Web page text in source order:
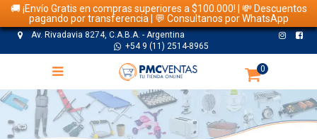
🚚 ¡Envío Gratis en compras superiores a $100.000! | 💸 Descuentos
pagando por transferencia | 💬 Consultanos por WhatsApp
Av. Rivadavia 8274, C.A.B.A. - Argentina
+54 9 (11) 2514-8965
0
TIENDA